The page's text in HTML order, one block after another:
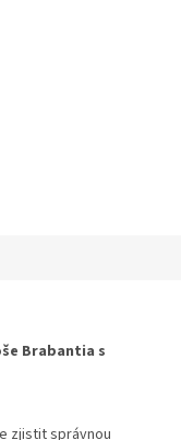
Brabantia s
zjistit správnou